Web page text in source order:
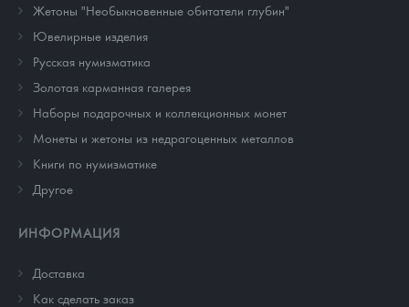
Жетоны "Необыкновенные обитатели глубин"
Ювелирные изделия
Русская нумизматика
Золотая карманная галерея
Наборы подарочных и коллекционных монет
Монеты и жетоны из недрагоценных металлов
Книги по нумизматике
Другое
ИНФОРМАЦИЯ
Доставка
Как сделать заказ